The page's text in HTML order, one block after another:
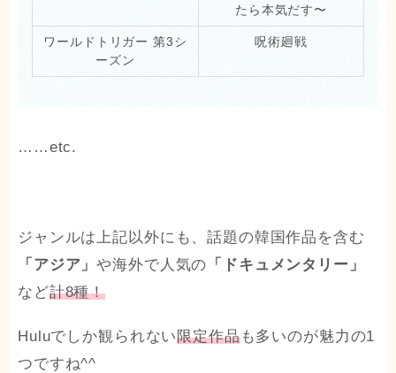
たら本気だす〜
ワールドトリガー 第3シ
ーズン
呪術廻戦
……etc.
ジャンルは上記以外にも、話題の韓国作品を含む
「アジア」や海外で人気の 「ドキュメンタリー」
など計8種！
Huluでしか観られない限定作品も多いのが魅力の1
つですね^^